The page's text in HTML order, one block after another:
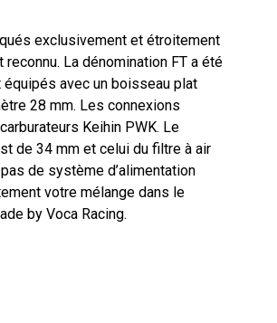
exclusivement et étroitement
La dénomination FT a été
avec un boisseau plat
28 mm. Les connexions
Keihin PWK. Le
de 34 mm et celui du filtre à air
de système d’alimentation
votre mélange dans le
by Voca Racing.